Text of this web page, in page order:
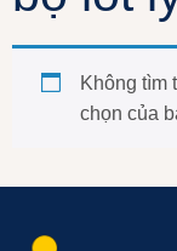
Không tìm
chọn của